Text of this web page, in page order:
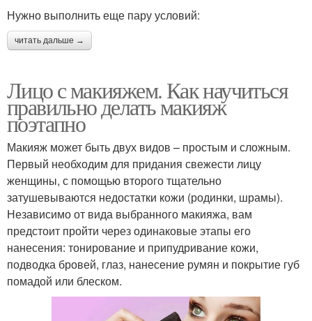
Нужно выполнить еще пару условий:
читать дальше →
Лицо с макияжем. Как научиться
правильно делать макияж
поэтапно
Макияж может быть двух видов – простым и сложным.
Первый необходим для придания свежести лицу
женщины, с помощью второго тщательно
затушевываются недостатки кожи (родинки, шрамы).
Независимо от вида выбранного макияжа, вам
предстоит пройти через одинаковые этапы его
нанесения: тонирование и припудривание кожи,
подводка бровей, глаз, нанесение румян и покрытие губ
помадой или блеском.